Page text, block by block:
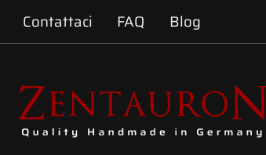
Contattaci FAQ Blog